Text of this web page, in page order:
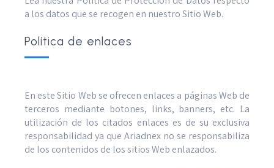
a los datos que se recogen en nuestro Sitio Web.
Política de enlaces
En este Sitio Web se ofrecen enlaces a páginas Web de
terceros mediante botones, links, banners, etc. La
utilización de los citados enlaces es de su exclusiva
responsabilidad ya que Ariadnex no se responsabiliza
de los contenidos de los sitios Web enlazados.